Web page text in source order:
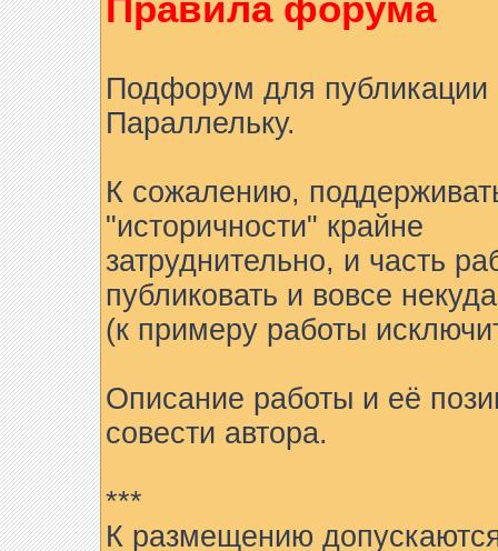
Подфорум для
Параллельку.
К сожалению,
"историчности" крайне
затруднительно, и часть
публиковать и вовсе
(к примеру работы
Описание работы и её
совести автора.
***
К размещению